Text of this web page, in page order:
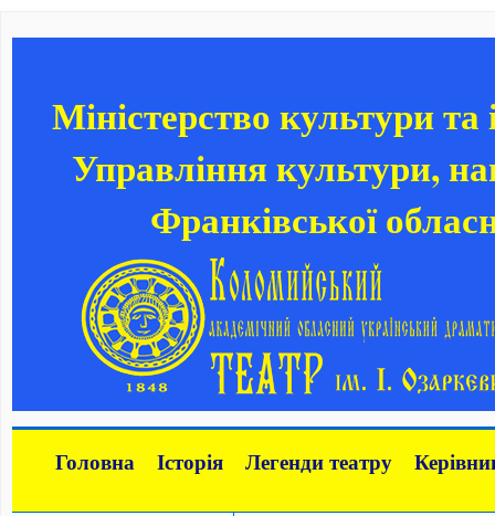
Міністерство культури
Управління культури,
Франківської
Головна Історія Легенди театру